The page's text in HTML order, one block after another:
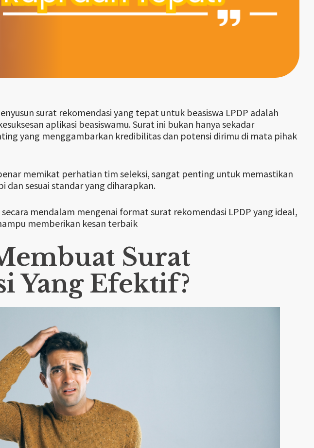
surat rekomendasi yang tepat untuk beasiswa LPDP adalah
aplikasi beasiswamu. Surat ini bukan hanya sekadar
yang menggambarkan kredibilitas dan potensi dirimu di mata pihak
memikat perhatian tim seleksi, sangat penting untuk memastikan
dan sesuai standar yang diharapkan.
mendalam mengenai format surat rekomendasi LPDP yang ideal,
memberikan kesan terbaik
Surat
Yang Efektif?